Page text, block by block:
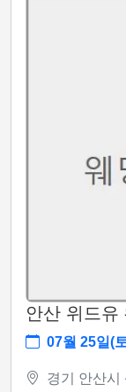
안산 위드유
07월 25일(
경기 안산시